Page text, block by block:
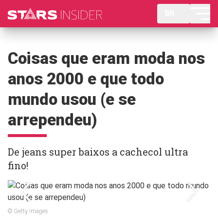
Coisas que eram moda nos
anos 2000 e que todo
mundo usou (e se
arrependeu)
De jeans super baixos a cachecol ultra
fino!
© Getty Images